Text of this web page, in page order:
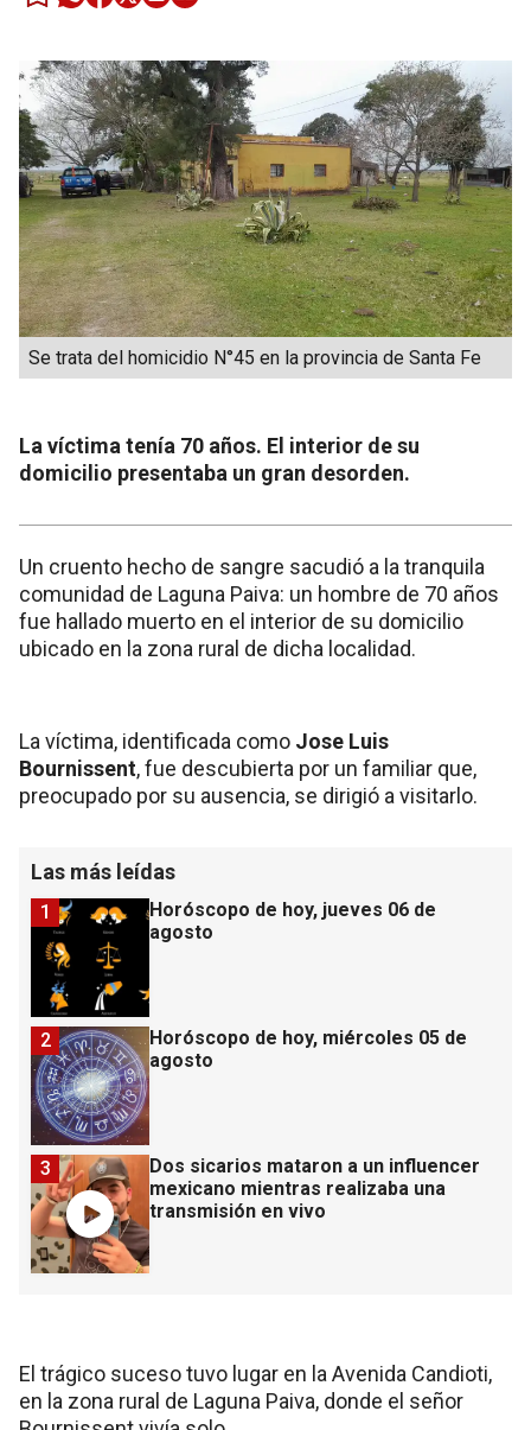
Se trata del homicidio N°45 en la provincia de Santa Fe
La víctima tenía 70 años. El interior de su
domicilio presentaba un gran desorden.
Un cruento hecho de sangre sacudió a la tranquila
comunidad de Laguna Paiva: un hombre de 70 años
fue hallado muerto en el interior de su domicilio
ubicado en la zona rural de dicha localidad.
La víctima, identificada como Jose Luis
Bournissent, fue descubierta por un familiar que,
preocupado por su ausencia, se dirigió a visitarlo.
Las más leídas
Horóscopo de hoy, jueves 06 de
agosto
1
Horóscopo de hoy, miércoles 05 de
agosto
2
Dos sicarios mataron a un influencer
mexicano mientras realizaba una
transmisión en vivo
3
El trágico suceso tuvo lugar en la Avenida Candioti,
en la zona rural de Laguna Paiva, donde el señor